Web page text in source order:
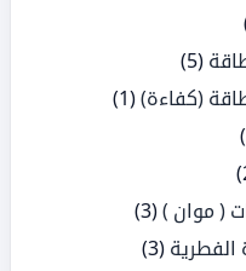
(5)
(كفاءة)(1)
( موان )(3)
الفطرية (3)